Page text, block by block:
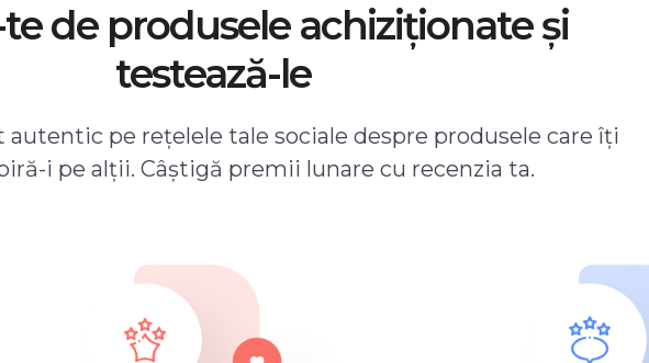
de produsele achiziționate și
testează-le
autentic pe rețelele tale sociale despre produsele care îți
i pe alții. Câștigă premii lunare cu recenzia ta.